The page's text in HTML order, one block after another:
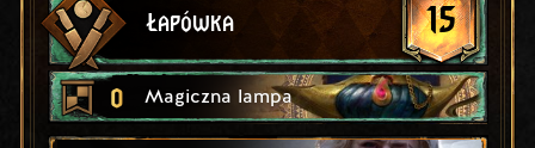
Łapówka 15
0 Magiczna lampa